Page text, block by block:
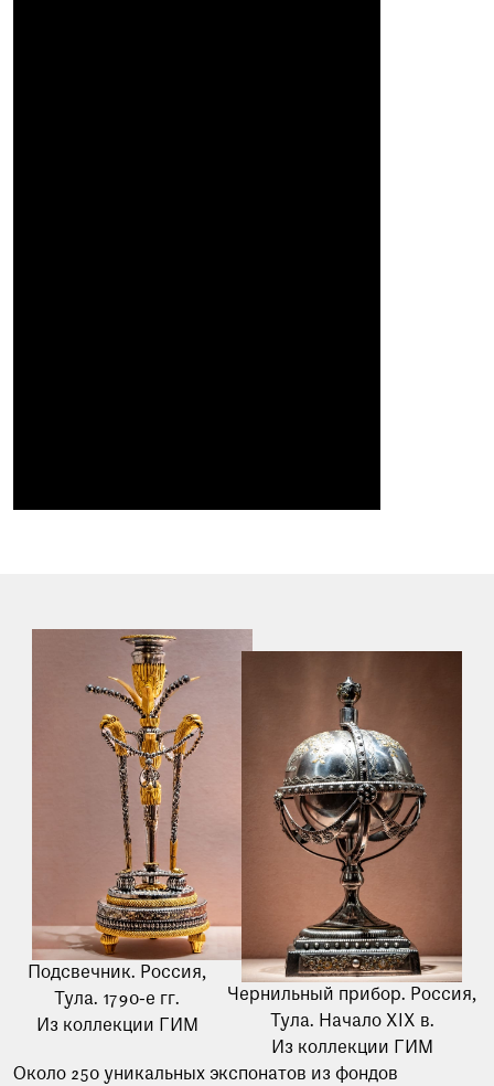
Подсвечник. Россия,
Тула. 1790-е гг.
Из коллекции ГИМ
Чернильный прибор. Россия,
Тула. Начало XIX в.
Из коллекции ГИМ
Около 250 уникальных экспонатов из фондов